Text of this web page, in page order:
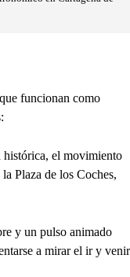
funcionan como
histórica, el movimiento
Plaza de los Coches,
y un pulso animado
a mirar el ir y venir